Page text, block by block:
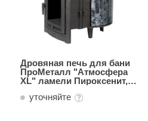
Дровяная печь для бани
ПроМеталл "Атмосфера
ХL" ламели Пироксенит,
уточняйте